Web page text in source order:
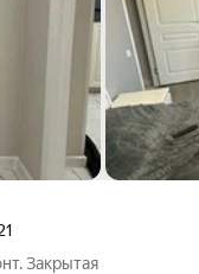
Закрытая